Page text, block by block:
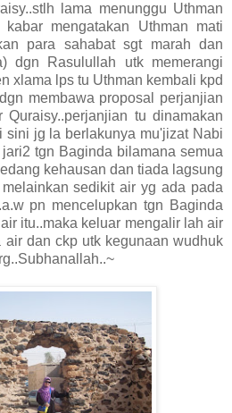
lama menunggu Uthman
mengatakan Uthman mati
para sahabat sgt marah dan
dgn Rasulullah utk memerangi
xlama lps tu Uthman kembali kpd
membawa proposal perjanjian
tu dinamakan
sini jg la berlakunya mu'jizat Nabi
tgn Baginda bilamana semua
kehausan dan tiada lagsung
sedikit air yg ada pada
pn mencelupkan tgn Baginda
itu..maka keluar mengalir lah air
dan ckp utk kegunaan wudhuk